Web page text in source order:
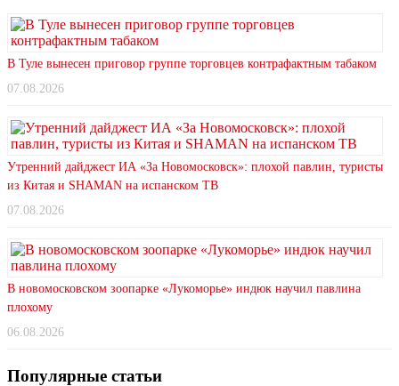
В Туле вынесен приговор группе торговцев контрафактным табаком
07.08.2026
Утренний дайджест ИА «За Новомосковск»: плохой павлин, туристы
из Китая и SHAMAN на испанском ТВ
07.08.2026
В новомосковском зоопарке «Лукоморье» индюк научил павлина
плохому
06.08.2026
Популярные статьи